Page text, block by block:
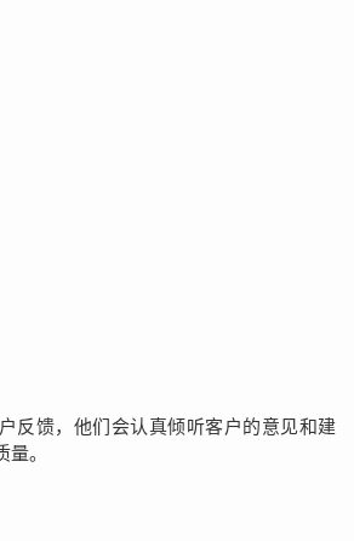
反馈，他们会认真倾听客户的意见和建
。